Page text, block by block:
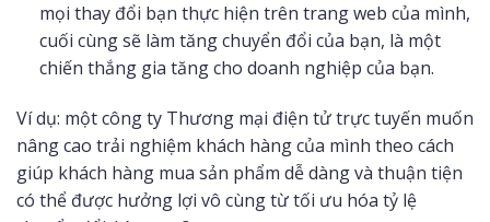
mọi thay đổi bạn thực hiện trên trang web của mình,
cuối cùng sẽ làm tăng chuyển đổi của bạn, là một
chiến thắng gia tăng cho doanh nghiệp của bạn.
Ví dụ: một công ty Thương mại điện tử trực tuyến muốn
nâng cao trải nghiệm khách hàng của mình theo cách
giúp khách hàng mua sản phẩm dễ dàng và thuận tiện
có thể được hưởng lợi vô cùng từ tối ưu hóa tỷ lệ